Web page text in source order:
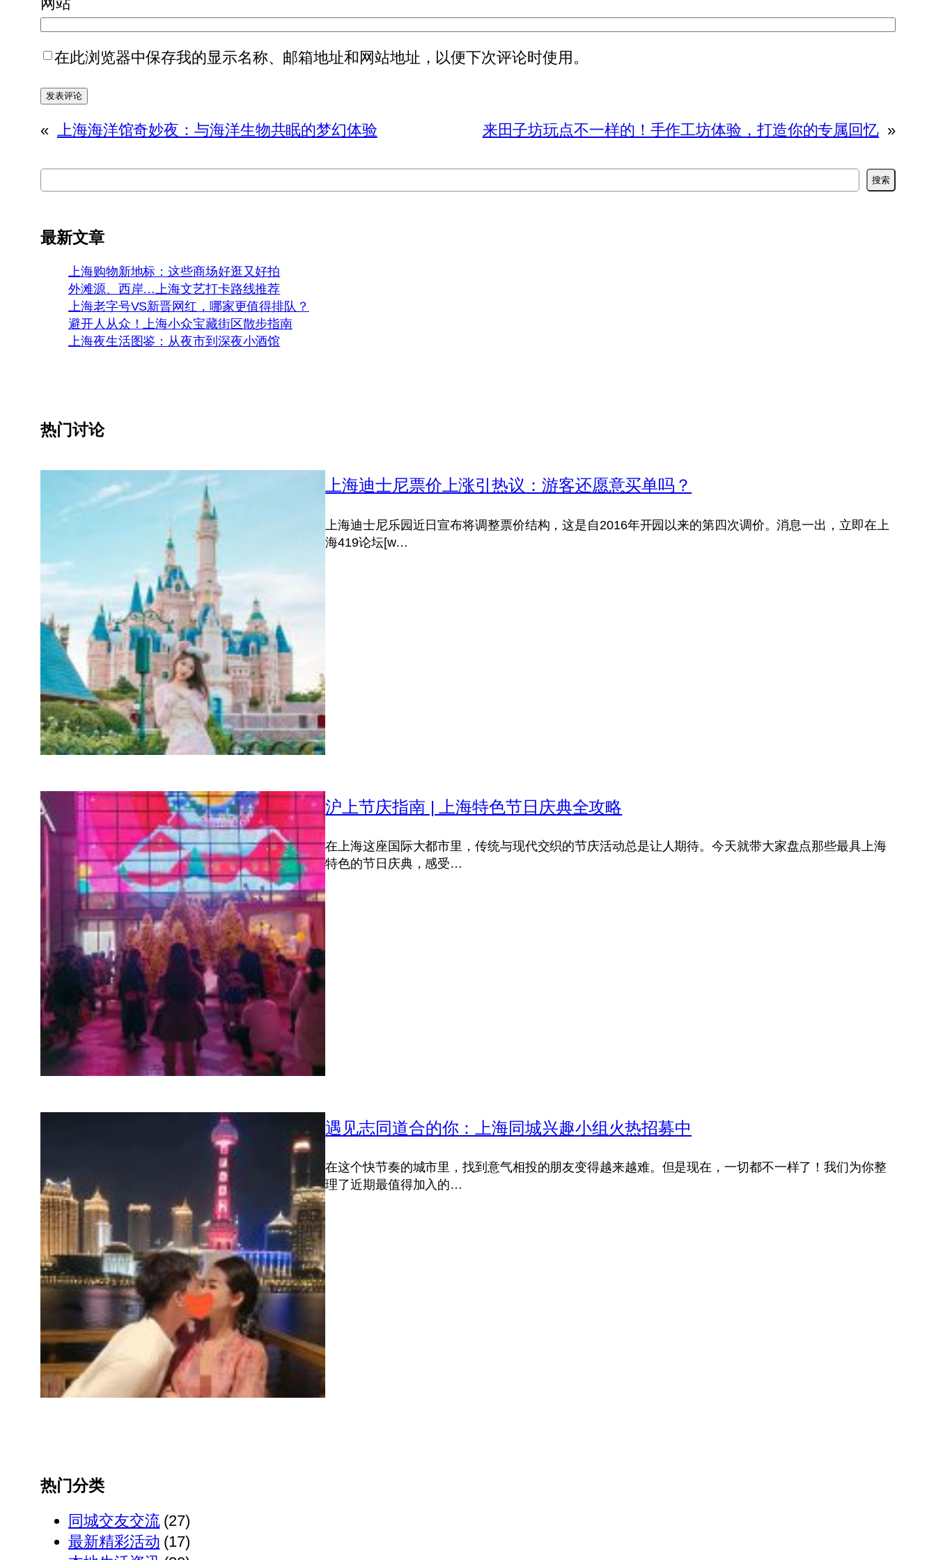
在此浏览器中保存我的显示名称、邮箱地址和网站地址，以便下次评论时使用。
« 上海海洋馆奇妙夜：与海洋生物共眠的梦幻体验 来田子坊玩点不一样的！手作工坊体验，打造你的专属回忆 »
搜索
最新文章
上海购物新地标：这些商场好逛又好拍
外滩源、西岸…上海文艺打卡路线推荐
上海老字号VS新晋网红，哪家更值得排队？
避开人从众！上海小众宝藏街区散步指南
上海夜生活图鉴：从夜市到深夜小酒馆
热门讨论
上海迪士尼票价上涨引热议：游客还愿意买单吗？
上海迪士尼乐园近日宣布将调整票价结构，这是自2016年开园以来的第四次调价。消息一出，立即在上
海419论坛[w…
沪上节庆指南 | 上海特色节日庆典全攻略
在上海这座国际大都市里，传统与现代交织的节庆活动总是让人期待。今天就带大家盘点那些最具上海
特色的节日庆典，感受…
遇见志同道合的你：上海同城兴趣小组火热招募中
在这个快节奏的城市里，找到意气相投的朋友变得越来越难。但是现在，一切都不一样了！我们为你整
理了近期最值得加入的…
热门分类
同城交友交流(27)
最新精彩活动 (17)